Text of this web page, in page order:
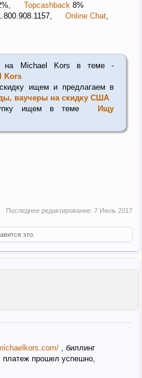
Topcashback 8%
Online Chat,
на Michael Kors в теме -
Kors
ищем и предлагаем в
ваучеры на скидку США
ищем в теме
Ищу
Последнее редактирование: 7 Июль 2017
это.
, биллинг
прошел успешно,